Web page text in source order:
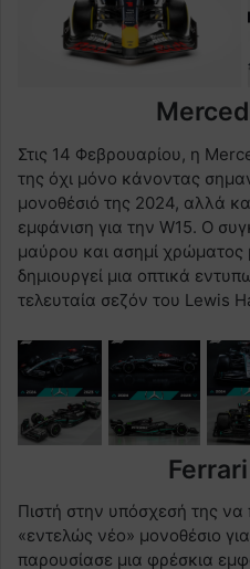
Στις 14 Φεβρουαρίου, η
της όχι μόνο κάνοντας
μονοθέσιό της 2024, αλλά
εμφάνιση για την W15. Ο
μαύρου και ασημί χρώματος
δημιουργεί μια οπτικά
τελευταία σεζόν του Lewis
Πιστή στην υπόσχεσή της
«εντελώς νέο» μονοθέσιο
παρουσίασε μια φρέσκια